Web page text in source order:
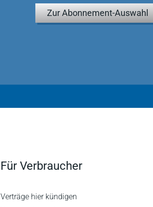
Zur Abonnement-Auswahl
Für Verbraucher
Verträge hier kündigen